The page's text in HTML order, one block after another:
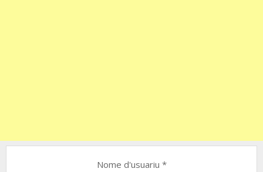
Nome d'usuariu *